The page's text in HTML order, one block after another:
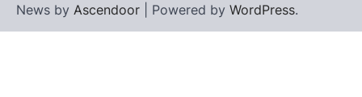
News by Ascendoor | Powered by WordPress.